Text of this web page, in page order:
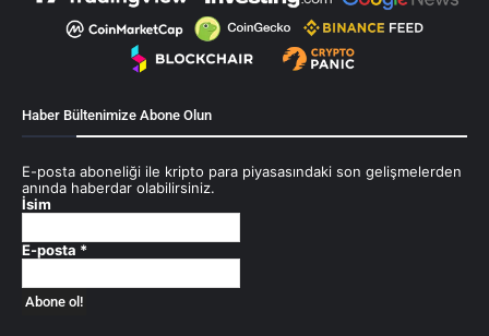
Haber Bültenimize Abone Olun
E-posta aboneliği ile kripto para piyasasındaki son gelişmelerden
anında haberdar olabilirsiniz.
İsim
E-posta *